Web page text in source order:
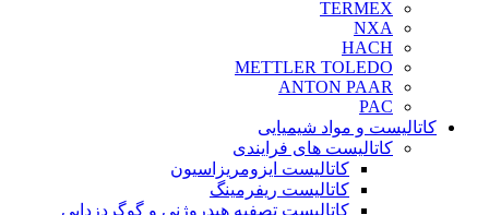
TERMEX
NXA
HACH
METTLER TOLEDO
ANTON PAAR
PAC
کاتالیست و مواد شیمیایی
کاتالیست های فرایندی
کاتالیست ایزومریزاسیون
کاتالیست ریفرمینگ
کاتالیست تصفیه هیدروژنی و گوگردزدایی